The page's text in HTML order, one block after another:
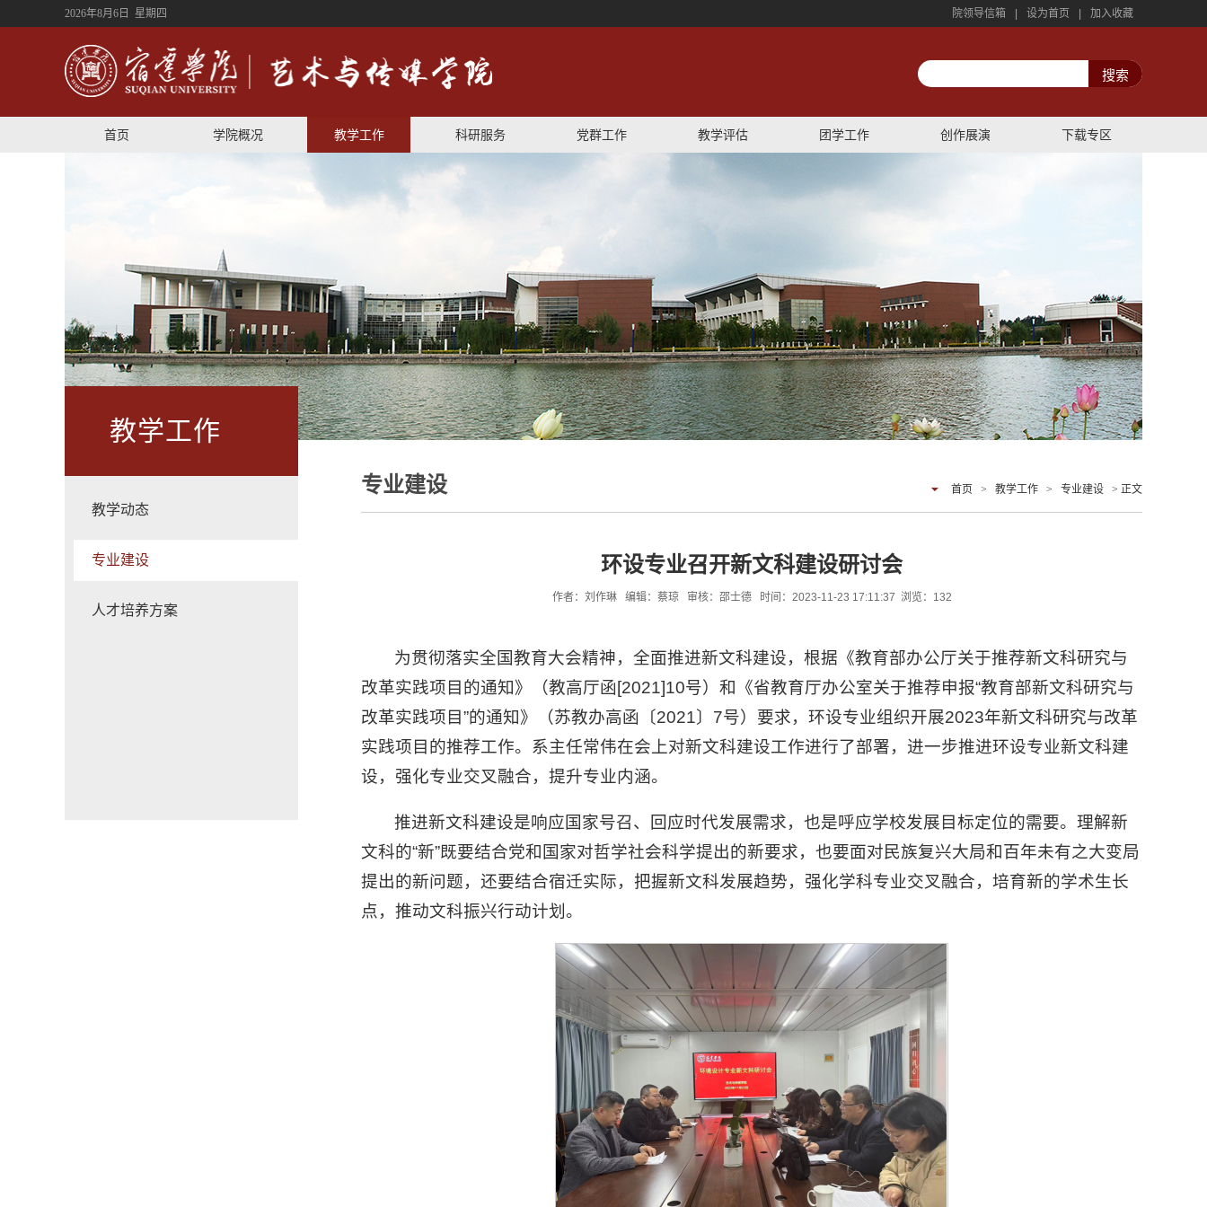
2026年8月6日 星期四 院领导信箱 设为首页 加入收藏
首页 学院概况 教学工作 科研服务 党群工作 教学评估 团学工作 创作展演 下载专区
教学工作
教学动态
专业建设
人才培养方案
专业建设 首页 > 教学工作 > 专业建设 > 正文
环设专业召开新文科建设研讨会
作者：刘作琳 编辑：蔡琼 审核：邵士德 时间：2023-11-23 17:11:37 浏览： 132
为贯彻落实全国教育大会精神，全面推进新文科建设，根据《教育部办公厅关于推荐新文科研究与
改革实践项目的通知》（教高厅函[2021]10号）和《省教育厅办公室关于推荐申报“教育部新文科研究与
改革实践项目”的通知》（苏教办高函〔2021〕7号）要求，环设专业组织开展2023年新文科研究与改革
实践项目的推荐工作。系主任常伟在会上对新文科建设工作进行了部署，进一步推进环设专业新文科建
设，强化专业交叉融合，提升专业内涵。
推进新文科建设是响应国家号召、回应时代发展需求，也是呼应学校发展目标定位的需要。理解新
文科的“新”既要结合党和国家对哲学社会科学提出的新要求，也要面对民族复兴大局和百年未有之大变局
提出的新问题，还要结合宿迁实际，把握新文科发展趋势，强化学科专业交叉融合，培育新的学术生长
点，推动文科振兴行动计划。